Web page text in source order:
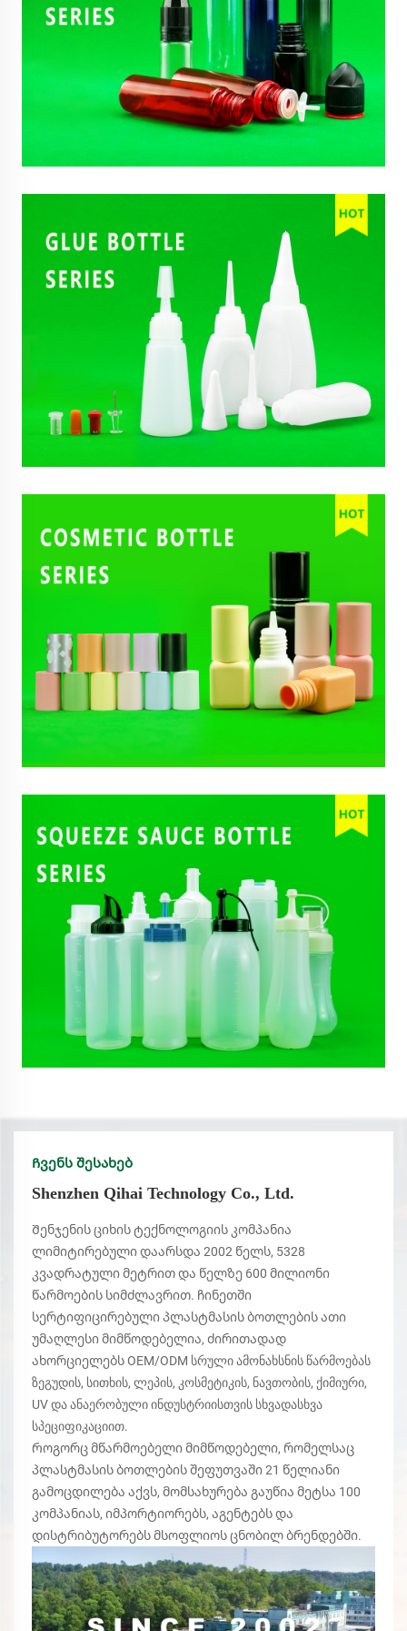
Ჩვენს შესახებ
Shenzhen Qihai Technology Co., Ltd.
Შენჯენის ციხის ტექნოლოგიის კომპანია
ლიმიტირებული დაარსდა 2002 წელს, 5328
კვადრატული მეტრით და წელზე 600 მილიონი
წარმოების სიმძლავრით. ჩინეთში
სერტიფიცირებული პლასტმასის ბოთლების ათი
უმაღლესი მიმწოდებელია, ძირითადად
ახორციელებს OEM/ODM სრული ამონახსნის წარმოებას
ზეგუდის, სითხის, ლეპის, კოსმეტიკის, ნავთობის, ქიმიური,
UV და ანაერობული ინდუსტრიისთვის სხვადასხვა
სპეციფიკაციით.
Როგორც მწარმოებელი მიმწოდებელი, რომელსაც
პლასტმასის ბოთლების შეფუთვაში 21 წელიანი
გამოცდილება აქვს, მომსახურება გაუწია მეტსა 100
კომპანიას, იმპორტიორებს, აგენტებს და
დისტრიბუტორებს მსოფლიოს ცნობილ ბრენდებში.
15 May, 2026
Დათვლა 12 აგვისტო 2026-მდე: ევროკავშირის
შეფუთვის და გამოყენებული შეფუთვის შესახებ
რეგლამენტი (ევროკავშირი) 2025/40 ძალაში
შევა: მზად არის თუ არა თქვენი პლასტმასის
ბოთლების შეფუთვა?
Apr, 2026
2026 წლის პლასტმასის ბოთლების
რეგულატორული და ტექნოლოგიური
Იხილეთ საოფისე საქონელზე განკუთვნილი
უნივერსალური ლეპის ბოთლების გამოყენების
შესახებ ინფორმაცია
Jan, 2025
Საჭირო ზეთების, მასაჟის ზეთების და სხვა
სითხეებისთვის განკუთვნილი პლასტმასის
ნახევრები – უსაფრთხო და სტილური შეფუთვა
Jan, 2025
27 Dec, 2024
Პრემიუმის კოსმეტიკური ბოთლები კანის და
სილამაზის პროდუქტებისთვის - მაგარი და
ელეგანტური გამოყენების ამანათის ამონახსნები
02 Jul, 2026
რატომ არის 2026 წელი პლასტმასის ბოთლების
ყიდვის უკეთესი დრო – 5 მომხმარებელზე
მიმართული ტენდენცია, რომელსაც ვერ
გამოვრიცხავთ
09 Jun, 2026
PP წიმად პეოლიეთილენი (PE) და
პოლიეთილენტერეფტალატი (PET): ძირითადი
განსხვავებები, დნობის ტემპერატურები და
პლასტმასის ბოთლებისა და კონტეინერების
საუკეთესო გამოყენების სფეროები
Მსუბუქი და ერთმასალიანი პლასტმასის
ბოთლები: დაზოგეთ ხარჯები, ამავე დროს
შეასრულეთ მსოფლიო რეციკლირების
სტანდარტები